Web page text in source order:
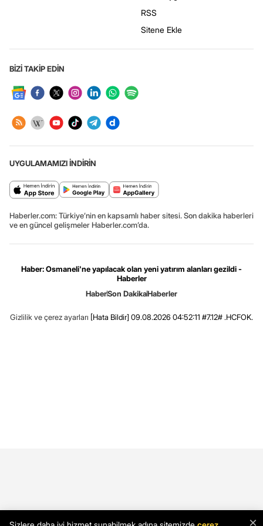
RSS
Sitene Ekle
BİZİ TAKİP EDİN
UYGULAMAMIZI İNDİRİN
Haberler.com: Türkiye’nin en kapsamlı haber sitesi. Son dakika haberleri
ve en güncel gelişmeler Haberler.com’da.
Haber: Osmaneli'ne yapılacak olan yeni yatırım alanları gezildi -
Haberler
HaberSon DakikaHaberler
Gizlilik ve çerez ayarları [Hata Bildir] 09.08.2026 04:52:11 #7.12# .HCFOK.
×